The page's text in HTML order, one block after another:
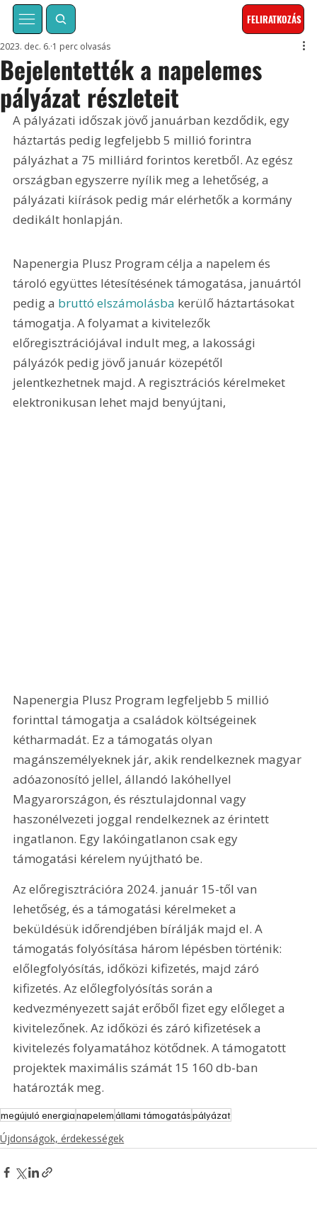
FELIRATKOZÁS
Bejelentették a napelemes
pályázat részleteit
2023. dec. 6. 1 perc olvasás
A pályázati időszak jövő januárban kezdődik, egy
háztartás pedig legfeljebb 5 millió forintra
pályázhat a 75 milliárd forintos keretből. Az egész
országban egyszerre nyílik meg a lehetőség, a
pályázati kiírások pedig már elérhetők a kormány
dedikált honlapján.
Napenergia Plusz Program célja a napelem és
tároló együttes létesítésének támogatása, januártól
pedig a bruttó elszámolásba kerülő háztartásokat
támogatja. A folyamat a kivitelezők
előregisztrációjával indult meg, a lakossági
pályázók pedig jövő január közepétől
jelentkezhetnek majd. A regisztrációs kérelmeket
elektronikusan lehet majd benyújtani,
Napenergia Plusz Program legfeljebb 5 millió
forinttal támogatja a családok költségeinek
kétharmadát. Ez a támogatás olyan
magánszemélyeknek jár, akik rendelkeznek magyar
adóazonosító jellel, állandó lakóhellyel
Magyarországon, és résztulajdonnal vagy
haszonélvezeti joggal rendelkeznek az érintett
ingatlanon. Egy lakóingatlanon csak egy
támogatási kérelem nyújtható be.
Az előregisztrációra 2024. január 15-től van
lehetőség, és a támogatási kérelmeket a
beküldésük időrendjében bírálják majd el. A
támogatás folyósítása három lépésben történik:
előlegfolyósítás, időközi kifizetés, majd záró
kifizetés. Az előlegfolyósítás során a
kedvezményezett saját erőből fizet egy előleget a
kivitelezőnek. Az időközi és záró kifizetések a
kivitelezés folyamatához kötődnek. A támogatott
projektek maximális számát 15 160 db-ban
határozták meg.
megújuló energianapelemállami támogatáspályázat
Újdonságok, érdekességek